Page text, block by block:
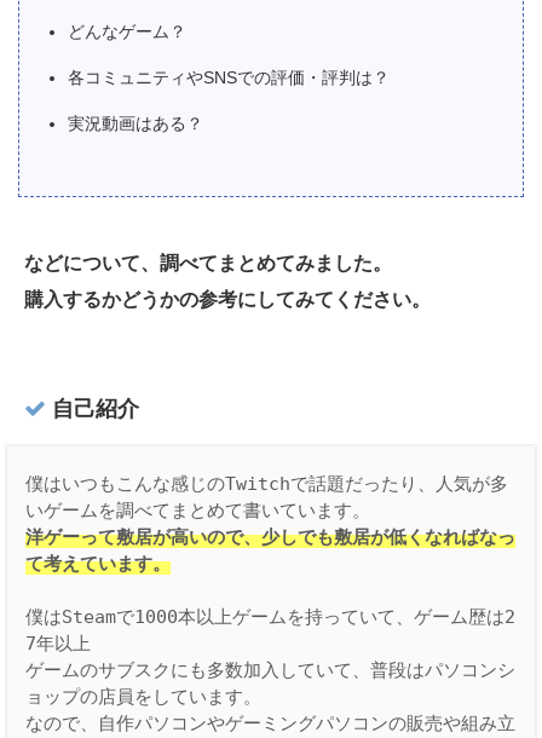
どんなゲーム？
各コミュニティやSNSでの評価・評判は？
実況動画はある？
などについて、調べてまとめてみました。
購入するかどうかの参考にしてみてください。
自己紹介
僕はいつもこんな感じのTwitchで話題だったり、人気が多
洋ゲーって敷居が高いので、少しでも敷居が低くなればなっ
て考えています。
僕はSteamで1000本以上ゲームを持っていて、ゲーム歴は2
7年以上
ゲームのサブスクにも多数加入していて、普段はパソコンシ
ョップの店員をしています。
なので、自作パソコンやゲーミングパソコンの販売や組み立